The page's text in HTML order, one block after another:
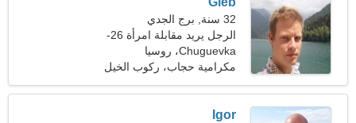
32 سنة, برج الجدي
الرجل يريد مقابلة امرأة 26-
30
Chuguevka، روسيا
مكرامية حجاب، ركوب الخيل
Igor